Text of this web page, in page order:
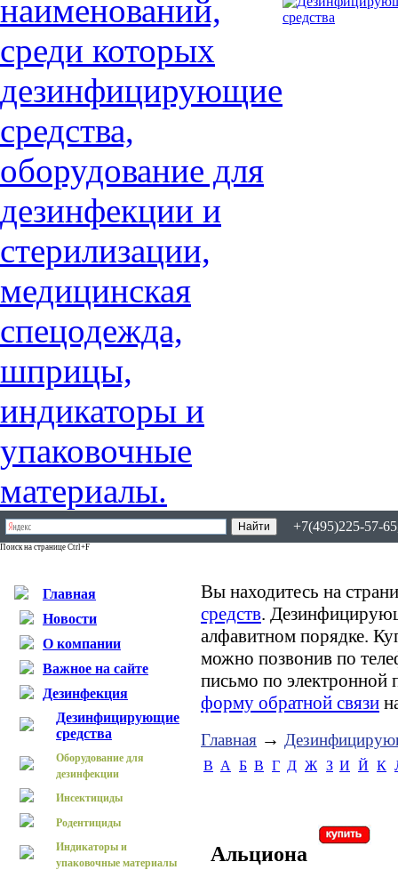
+7(495)225-57-
Поиск на странице Ctrl+F
Главная
Новости
О компании
Важное на сайте
Дезинфекция
Дезинфицирующие
средства
Оборудование для
дезинфекции
Инсектициды
Родентициды
Индикаторы и
упаковочные материалы
Вы находитесь на
средств.
алфавитном порядке.
можно позвонив по
письмо по электронной
форму обратной связи
Главная →
B А Б В Г Д Ж З И Й К
Альциона